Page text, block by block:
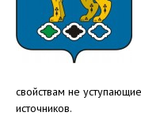
свойствам не
источников.